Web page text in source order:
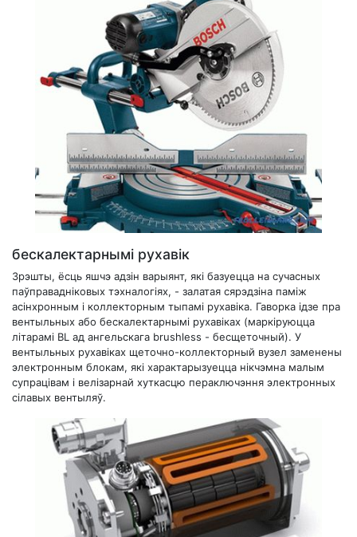
бескалектарнымі рухавік
Зрэшты, ёсць яшчэ адзін варыянт, які базуецца на сучасных
паўправадніковых тэхналогіях, - залатая сярэдзіна паміж
асінхронным і коллекторным тыпамі рухавіка. Гаворка ідзе пра
вентыльных або бескалектарнымі рухавіках (маркіруюцца
літарамі BL ад ангельскага brushless - бесщеточный). У
вентыльных рухавіках щеточно-коллекторный вузел заменены
электронным блокам, які характарызуецца нікчэмна малым
супрацівам і велізарнай хуткасцю пераключэння электронных
сілавых вентыляў.